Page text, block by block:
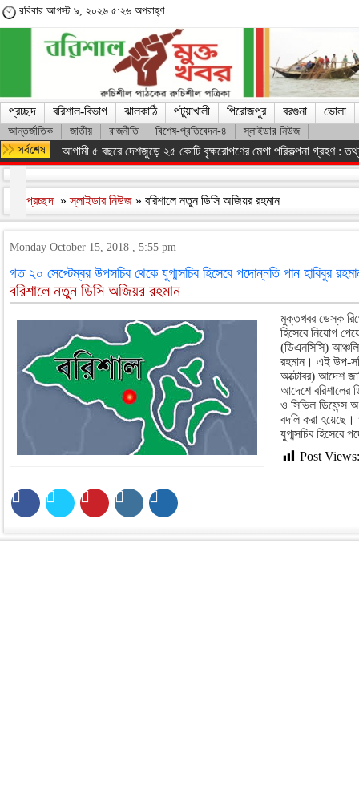
রবিবার আগস্ট ৯, ২০২৬ ৫:২৬ অপরাহ্ণ
প্রচ্ছদ বরিশাল-বিভাগ ঝালকাঠি পটুয়াখালী পিরোজপুর বরগুনা ভোলা
আন্তর্জাতিক জাতীয় রাজনীতি বিশেষ-প্রতিবেদন-৪ স্লাইডার নিউজ
আগামী ৫ বছরে দেশজুড়ে ২৫ কোটি বৃক্ষরোপণের মেগা পরিকল্পনা গ্রহণ :
প্রচ্ছদ »স্লাইডার নিউজ » বরিশালে নতুন ডিসি অজিয়র রহমান
Monday October 15, 2018 , 5:55 pm
গত ২০ সেপ্টেম্বর উপসচিব থেকে যুগ্মসচিব হিসেবে পদোন্নতি পান হাবিবুর
বরিশালে নতুন ডিসি অজিয়র রহমান
মুক্তখবর ডেস্ক
হিসেবে নিয়োগ
(ডিএনসিসি)
রহমান। এই উপ-
অক্টোবর) আদেশ
আদেশে বরিশালের
ও সিভিল ডিফেন্স
বদলি করা
যুগ্মসচিব হিসেবে
Post Views: